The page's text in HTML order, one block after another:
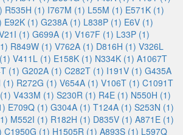
R535H (1) I767M (1) L55M (1) E571K (1)
E92K (1) G238A (1) L838P (1) E6V (1)
(1) G699A (1) V167F (1) L33P (1)
R849W (1) V762A (1) D816H (1) V326L
V411L (1) E158K (1) N334K (1) A1067T
(1) G202A (1) C282T (1) I191V (1) G435A
(1) R272G (1) V654A (1) V106T (1) C1091T
V433M (1) S230R (1) R4E (1) N550H (1)
E709Q (1) G304A (1) T124A (1) S253N (1)
M552I (1) R182H (1) D835V (1) A871E (1)
C1950G (1) H1505R (1) A893S (1) L597Q